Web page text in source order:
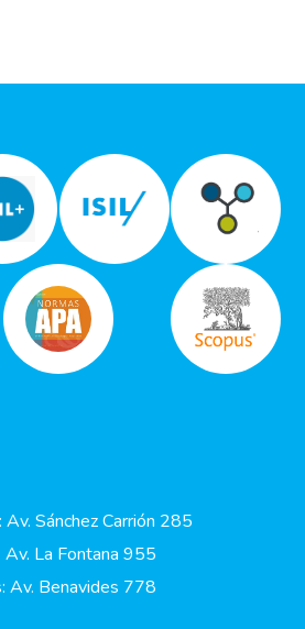
Av. Sánchez Carrión 285
Av. La Fontana 955
Av. Benavides 778